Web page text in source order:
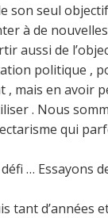
seul
à de
aussi de
politique ,
mais en
. Nous
qui
… Essayons
tant